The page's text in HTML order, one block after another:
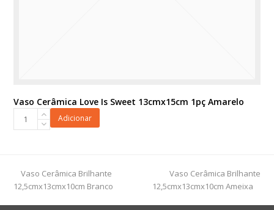
Vaso Cerâmica Love Is Sweet 13cmx15cm 1pç Amarelo
Cerâmica
13cmx15cm
1pç
Amarelo
Adicionar
previous
post:
Vaso Cerâmica Brilhante
12,5cmx13cmx10cm Branco
next
post:
Vaso Cerâmica Brilhante
12,5cmx13cmx10cm Ameixa